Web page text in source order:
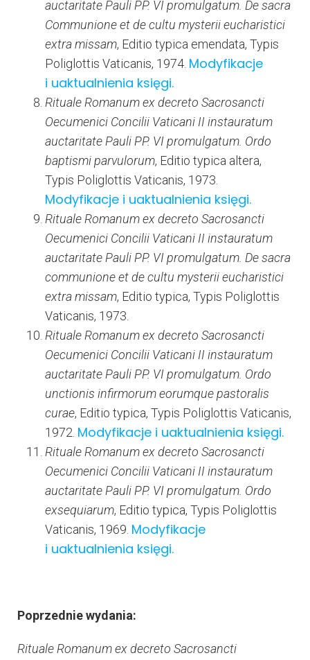
auctaritate Pauli PP. VI promulgatum. De sacra
Communione et de cultu mysterii eucharistici
extra missam, Editio typica emendata, Typis
Poliglottis Vaticanis, 1974. Modyfikacje
i uaktualnienia księgi.
Rituale Romanum ex decreto Sacrosancti
Oecumenici Concilii Vaticani II instauratum
auctaritate Pauli PP. VI promulgatum. Ordo
baptismi parvulorum, Editio typica altera,
Typis Poliglottis Vaticanis, 1973.
Modyfikacje i uaktualnienia księgi.
Rituale Romanum ex decreto Sacrosancti
Oecumenici Concilii Vaticani II instauratum
auctaritate Pauli PP. VI promulgatum. De sacra
communione et de cultu mysterii eucharistici
extra missam, Editio typica, Typis Poliglottis
Vaticanis, 1973.
Rituale Romanum ex decreto Sacrosancti
Oecumenici Concilii Vaticani II instauratum
auctaritate Pauli PP. VI promulgatum. Ordo
unctionis infirmorum eorumque pastoralis
curae, Editio typica, Typis Poliglottis Vaticanis,
1972. Modyfikacje i uaktualnienia księgi.
Rituale Romanum ex decreto Sacrosancti
Oecumenici Concilii Vaticani II instauratum
auctaritate Pauli PP. VI promulgatum. Ordo
exsequiarum, Editio typica, Typis Poliglottis
Vaticanis, 1969. Modyfikacje
i uaktualnienia księgi.
Poprzednie wydania:
Rituale Romanum ex decreto Sacrosancti